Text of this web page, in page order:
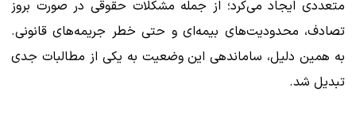
متعددی ایجاد می‌کرد؛ از جمله مشکلات حقوقی در صورت بروز
تصادف، محدودیت‌های بیمه‌ای و حتی خطر جریمه‌های قانونی.
به همین دلیل، ساماندهی این وضعیت به یکی از مطالبات جدی
تبدیل شد.